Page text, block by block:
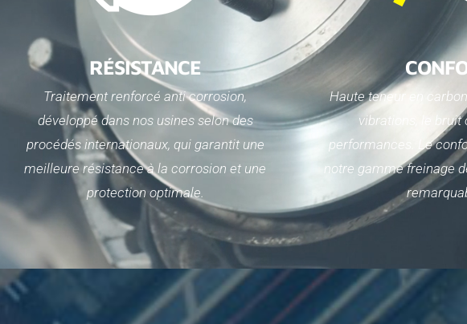
RÉSISTANCE
Traitement renforcé anti corrosion,
développé dans nos usines selon des
procédés internationaux, qui garantit une
meilleure résistance à la corrosion et une
protection optimale.
Haute teneur en
vibrations, le bruit
performances. Le
notre gamme freinage